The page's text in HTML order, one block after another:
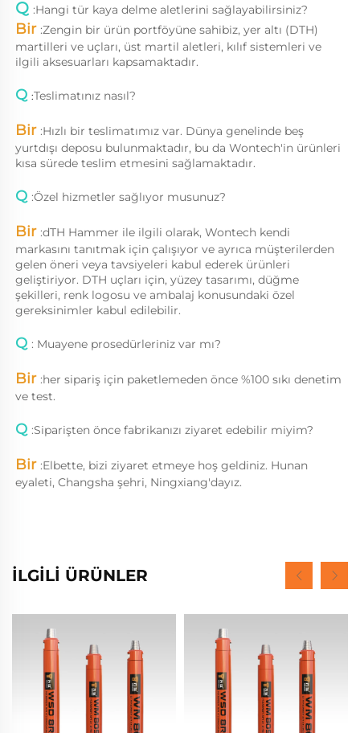
Q :Hangi tür kaya delme aletlerini sağlayabilirsiniz?
Bir :Zengin bir ürün portföyüne sahibiz, yer altı (DTH)
martilleri ve uçları, üst martil aletleri, kılıf sistemleri ve
ilgili aksesuarları kapsamaktadır.
Q :Teslimatınız nasıl?
Bir :Hızlı bir teslimatımız var. Dünya genelinde beş
yurtdışı deposu bulunmaktadır, bu da Wontech'in ürünleri
kısa sürede teslim etmesini sağlamaktadır.
Q :Özel hizmetler sağlıyor musunuz?
Bir :dTH Hammer ile ilgili olarak, Wontech kendi
markasını tanıtmak için çalışıyor ve ayrıca müşterilerden
gelen öneri veya tavsiyeleri kabul ederek ürünleri
geliştiriyor. DTH uçları için, yüzey tasarımı, düğme
şekilleri, renk logosu ve ambalaj konusundaki özel
gereksinimler kabul edilebilir.
Q : Muayene prosedürleriniz var mı?
Bir :her sipariş için paketlemeden önce %100 sıkı denetim
ve test.
Q :Siparişten önce fabrikanızı ziyaret edebilir miyim?
Bir :Elbette, bizi ziyaret etmeye hoş geldiniz. Hunan
eyaleti, Changsha şehri, Ningxiang'dayız.
İLGİLİ ÜRÜNLER